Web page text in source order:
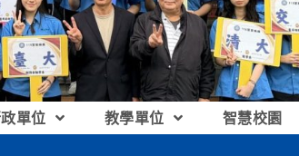
單位 教學單位 智慧校園